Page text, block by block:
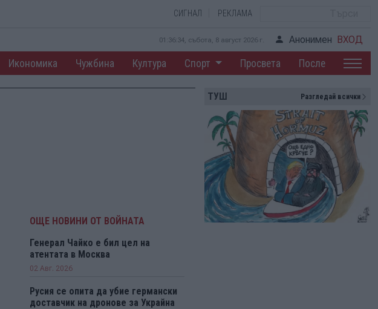
СИГНАЛ РЕКЛАМА
01:36:35, събота, 8 август 2026 г. Анонимен ВХОД
Икономика Чужбина Култура Спорт Просвета После
ОЩЕ НОВИНИ ОТ ВОЙНАТА
Генерал Чайко е бил цел на
атентата в Москва
02 Авг. 2026
Русия се опита да убие германски
доставчик на дронове за Украйна
ТУШ Разгледай всички